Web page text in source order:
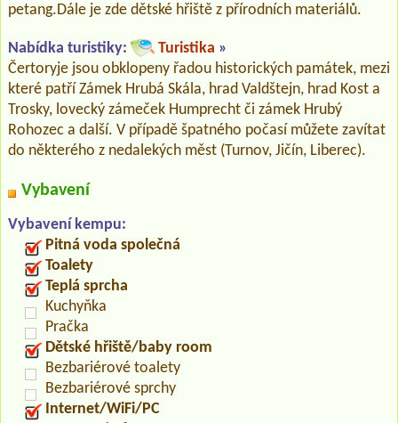
petang.Dále je zde dětské hřiště z přírodních materiálů.
Nabídka turistiky: Turistika »
Čertoryje jsou obklopeny řadou historických památek, mezi
které patří Zámek Hrubá Skála, hrad Valdštejn, hrad Kost a
Trosky, lovecký zámeček Humprecht či zámek Hrubý
Rohozec a další. V případě špatného počasí můžete zavítat
do některého z nedalekých měst (Turnov, Jičín, Liberec).
Vybavení
Vybavení kempu:
Pitná voda společná
Toalety
Teplá sprcha
Kuchyňka
Pračka
Dětské hřiště/baby room
Bezbariérové toalety
Bezbariérové sprchy
Internet/WiFi/PC